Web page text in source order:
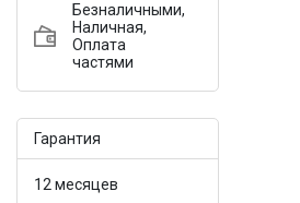
Безналичными,
Наличная,
Оплата
частями
Гарантия
12 месяцев